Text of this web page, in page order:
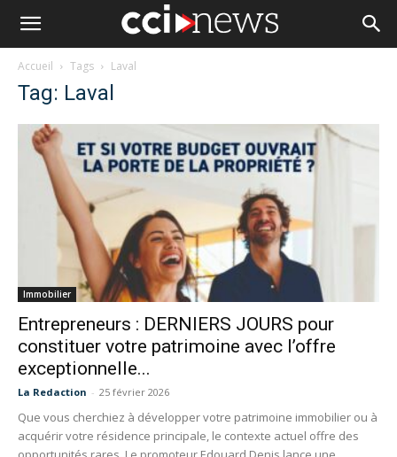
Accueil Tags Laval
Tag: Laval
Immobilier
Entrepreneurs : DERNIERS JOURS pour
constituer votre patrimoine avec l’offre
exceptionnelle...
La Redaction - 25 février 2026
Que vous cherchiez à développer votre patrimoine immobilier ou à
acquérir votre résidence principale, le contexte actuel offre des